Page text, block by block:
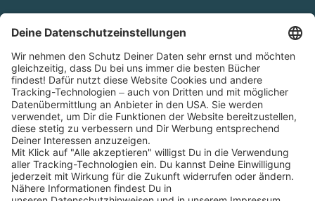
Partnerprogramm (Affiliate)
Folge uns auf
* Versandkostenfrei ab 9,00 € Bestellwert innerhalb
Deutschlands